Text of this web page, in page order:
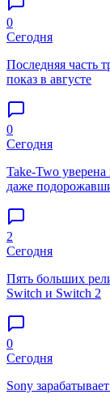
0
Сегодня
Последняя часть
показ в августе
0
Сегодня
Take-Two
даже
2
Сегодня
Пять больших
Switch и Switch 2
0
Сегодня
Sony